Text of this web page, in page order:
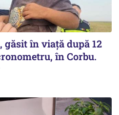
găsit în viață după 12
în Corbu.